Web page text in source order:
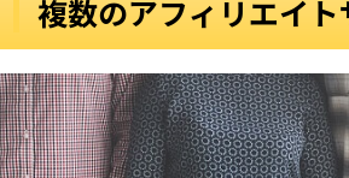
複数のアフィリエイ